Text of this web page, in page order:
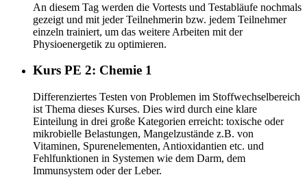
An diesem Tag werden die Vortests und Testabläufe nochmals
gezeigt und mit jeder Teilnehmerin bzw. jedem Teilnehmer
einzeln trainiert, um das weitere Arbeiten mit der
Physioenergetik zu optimieren.
Kurs PE 2: Chemie 1
Differenziertes Testen von Problemen im Stoffwechselbereich
ist Thema dieses Kurses. Dies wird durch eine klare
Einteilung in drei große Kategorien erreicht: toxische oder
mikrobielle Belastungen, Mangelzustände z.B. von
Vitaminen, Spurenelementen, Antioxidantien etc. und
Fehlfunktionen in Systemen wie dem Darm, dem
Immunsystem oder der Leber.